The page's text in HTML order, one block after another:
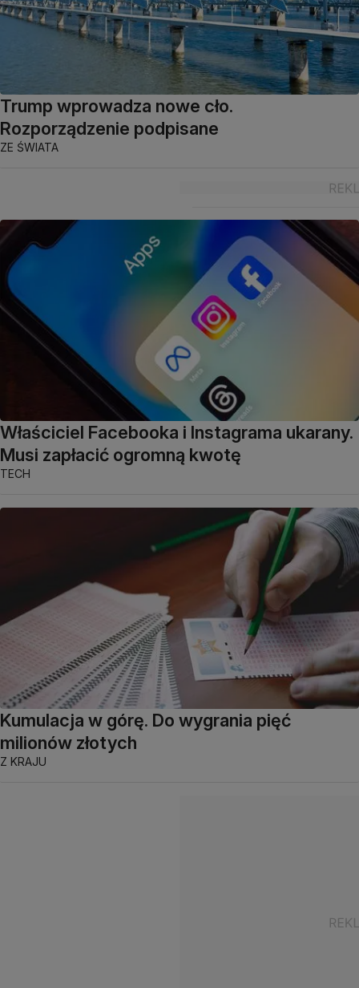
Trump wprowadza nowe cło.
Rozporządzenie podpisane
ZE ŚWIATA
Właściciel Facebooka i Instagrama ukarany.
Musi zapłacić ogromną kwotę
TECH
Kumulacja w górę. Do wygrania pięć
milionów złotych
Z KRAJU